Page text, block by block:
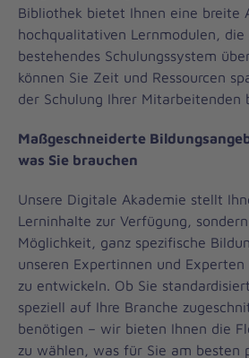
Bibliothek bietet Ihnen eine breite
hochqualitativen Lernmodulen,
bestehendes Schulungssystem
können Sie Zeit und Ressourcen
der Schulung Ihrer Mitarbeitenden
Maßgeschneiderte
was Sie brauchen
Unsere Digitale Akademie stellt
Lerninhalte zur Verfügung,
Möglichkeit, ganz spezifische
unseren Expertinnen und
zu entwickeln. Ob Sie
speziell auf Ihre Branche
benötigen – wir bieten Ihnen die
zu wählen, was für Sie am besten